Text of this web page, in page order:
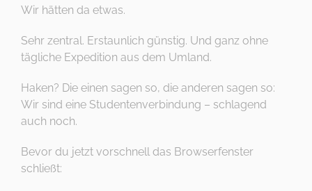
Tel: 06221 26 517
KONTAKT
Wir hätten da etwas.
Sehr zentral. Erstaunlich günstig. Und ganz ohne
tägliche Expedition aus dem Umland.
Haken? Die einen sagen so, die anderen sagen so:
Wir sind eine Studentenverbindung – schlagend
auch noch.
Bevor du jetzt vorschnell das Browserfenster
schließt: